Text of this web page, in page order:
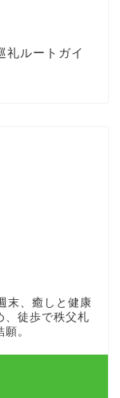
礼ルートガイ
末、癒しと健康
、徒歩で秩父札
。